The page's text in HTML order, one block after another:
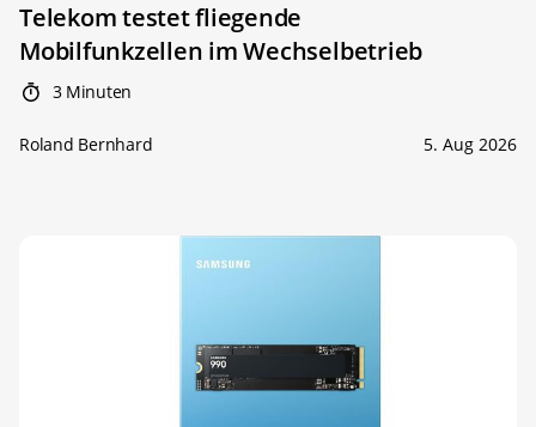
Telekom testet fliegende
Mobilfunkzellen im Wechselbetrieb
3 Minuten
Roland Bernhard 5. Aug 2026